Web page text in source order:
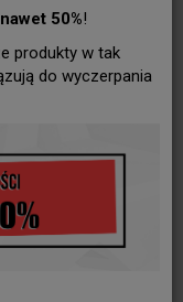
nawet 50%!
produkty w tak
do wyczerpania